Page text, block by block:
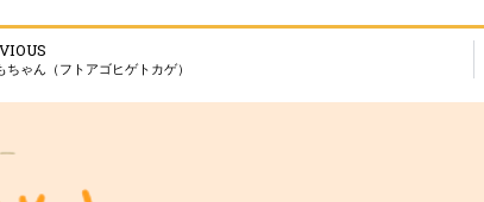
ちゃん（フトアゴヒゲトカゲ）